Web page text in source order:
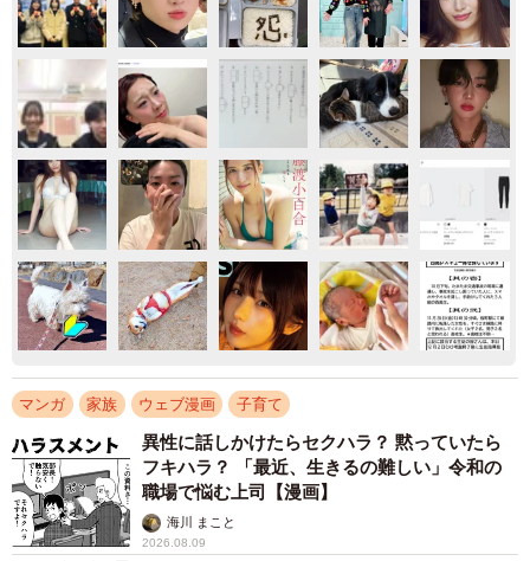
マンガ 家族 ウェブ漫画 子育て
異性に話しかけたらセクハラ？ 黙っていたら
フキハラ？ 「最近、生きるの難しい」令和の
職場で悩む上司【漫画】
海川 まこと
2026.08.09